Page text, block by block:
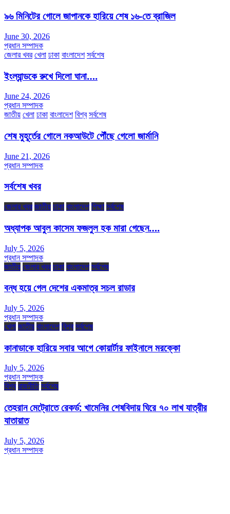
৯৬ মিনিটের গোলে জাপানকে হারিয়ে শেষ ১৬-তে ব্রাজিল
June 30, 2026
প্রধান সম্পাদক
জেলার খবর খেলা ঢাকা বাংলাদেশ সর্বশেষ
ইংল্যান্ডকে রুখে দিলো ঘানা….
June 24, 2026
প্রধান সম্পাদক
জাতীয় খেলা ঢাকা বাংলাদেশ বিশ্ব সর্বশেষ
শেষ মুহূর্তের গোলে নকআউটে পৌঁছে গেলো জার্মানি
June 21, 2026
প্রধান সম্পাদক
সর্বশেষ খবর
জেলার খবর জাতীয় ঢাকা বাংলাদেশ শিক্ষা সর্বশেষ
অধ্যাপক আবুল কাসেম ফজলুল হক মারা গেছেন….
July 5, 2026
প্রধান সম্পাদক
জাতীয় জেলার খবর ঢাকা বাংলাদেশ সর্বশেষ
বন্ধ হয়ে গেল দেশের একমাত্র সচল রাডার
July 5, 2026
প্রধান সম্পাদক
খেলা জাতীয় বাংলাদেশ বিশ্ব সর্বশেষ
কানাডাকে হারিয়ে সবার আগে কোয়ার্টার ফাইনালে মরক্কো
July 5, 2026
প্রধান সম্পাদক
বিশ্ব রাজনীতি সর্বশেষ
তেহরান মেট্রোতে রেকর্ড: খামেনির শেষবিদায় ঘিরে ৭০ লাখ যাত্রীর
যাতায়াত
July 5, 2026
প্রধান সম্পাদক